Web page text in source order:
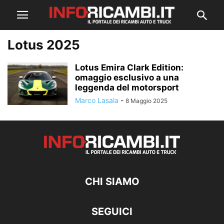
Lotus 2025
Lotus Emira Clark Edition:
omaggio esclusivo a una
leggenda del motorsport
Marco Lasala - 8 Maggio 2025
CHI SIAMO
SEGUICI